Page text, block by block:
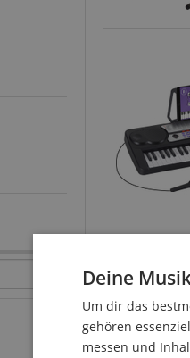
Deine
Um dir das
gehören
messen und